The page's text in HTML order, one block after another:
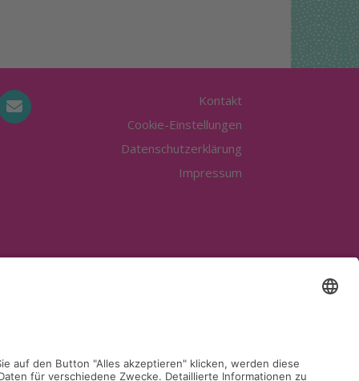
Kontakt
Cookie-Einstellungen
Datenschutzerklärung
Impressum